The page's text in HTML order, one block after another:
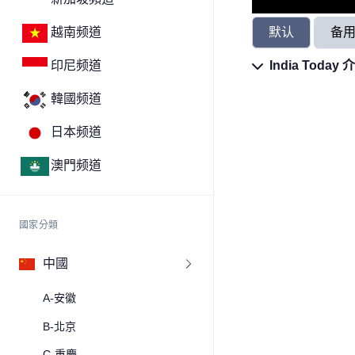
越南频道
印尼频道
韓國频道
日本频道
澳門频道
國家分類
中國
A-安徽
B-北京
默认 备用
India Today